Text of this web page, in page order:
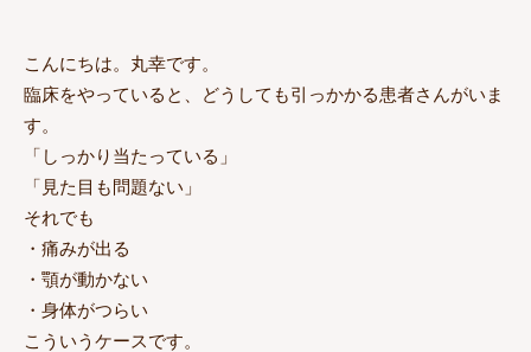
こんにちは。丸幸です。
臨床をやっていると、どうしても引っかかる患者さんがいま
す。
「しっかり当たっている」
「見た目も問題ない」
それでも
・痛みが出る
・顎が動かない
・身体がつらい
こういうケースです。